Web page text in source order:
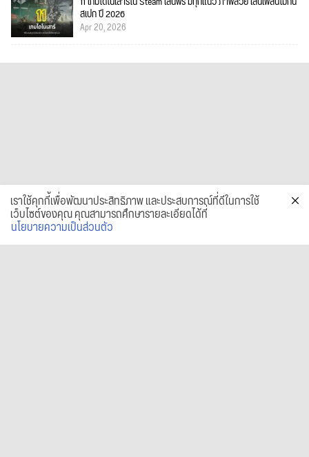
สเปก ปี 2026
Apr 20, 2026
เราใช้คุกกี้เพื่อพัฒนาประสิทธิภาพ และประสบการณ์ที่ดีในการใช้
เว็บไซต์ของคุณ คุณสามารถศึกษารายละเอียดได้ที่
นโยบายความเป็นส่วนตัว